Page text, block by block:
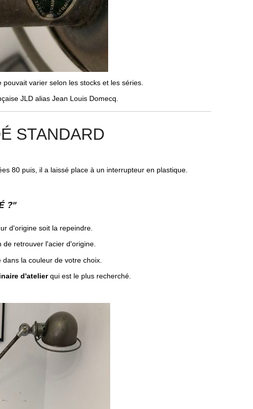
varier selon les stocks et les séries.
JLD alias Jean Louis Domecq.
STANDARD
80 puis, il a laissé place à un interrupteur en plastique.
?"
d'origine soit la repeindre.
retrouver l'acier d'origine.
la couleur de votre choix.
d'atelierqui est le plus recherché.